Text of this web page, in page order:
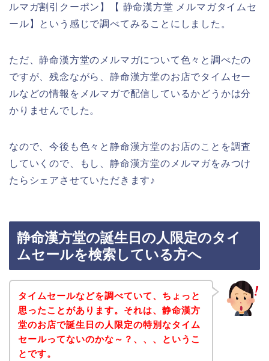
ルマガ割引クーポン】【 静命漢方堂 メルマガタイムセ
ール】という感じで調べてみることにしました。
ただ、静命漢方堂のメルマガについて色々と調べたの
ですが、残念ながら、静命漢方堂のお店でタイムセー
ルなどの情報をメルマガで配信しているかどうかは分
かりませんでした。
なので、今後も色々と静命漢方堂のお店のことを調査
していくので、もし、静命漢方堂のメルマガをみつけ
たらシェアさせていただきます♪
静命漢方堂の誕生日の人限定のタイ
ムセールを検索している方へ
タイムセールなどを調べていて、ちょっと
思ったことがあります。それは、静命漢方
堂のお店で誕生日の人限定の特別なタイム
セールってないのかな～？、、、というこ
とです。